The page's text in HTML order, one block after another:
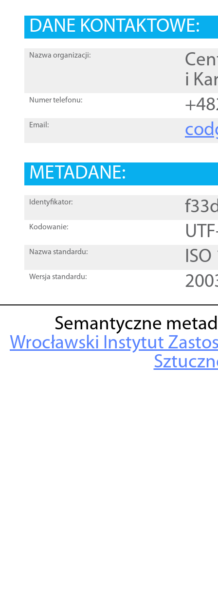
DANE KONTAKTOWE:
Nazwa organizacji:
i
Numer telefonu:
Email:
METADANE:
Identyfikator:
Kodowanie:
Nazwa standardu:
Wersja standardu:
Semantyczne
Wrocławski Instytut